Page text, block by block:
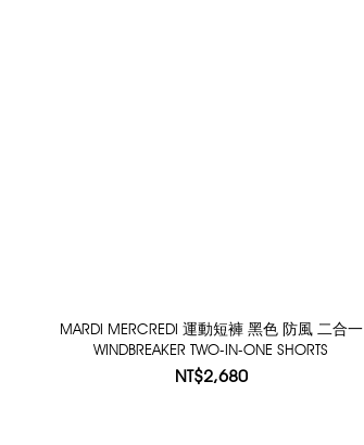
MARDI MERCREDI 運動短褲 黑色 防風 二合一
WINDBREAKER TWO-IN-ONE SHORTS
NT$2,680